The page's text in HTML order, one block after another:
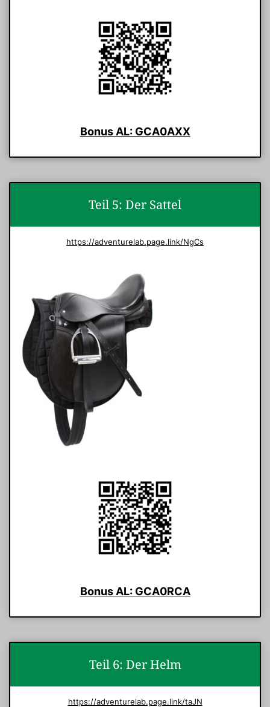
Bonus AL: GCA0AXX
Teil 5: Der Sattel
https://adventurelab.page.link/NgCs
Bonus AL: GCA0RCA
Teil 6: Der Helm
https://adventurelab.page.link/taJN